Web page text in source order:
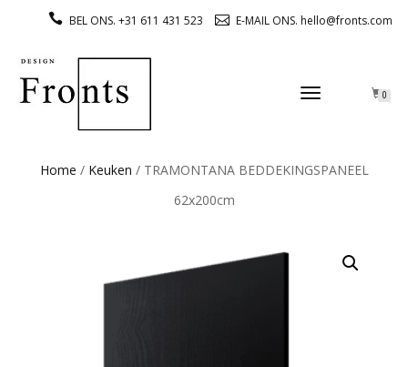
BEL ONS. +31 611 431 523 E-MAIL ONS. hello@fronts.com
TOGGLE
0
Home / Keuken / TRAMONTANA BEDDEKINGSPANEEL
62x200cm